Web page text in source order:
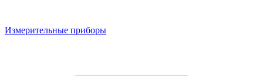
Измерительные приборы